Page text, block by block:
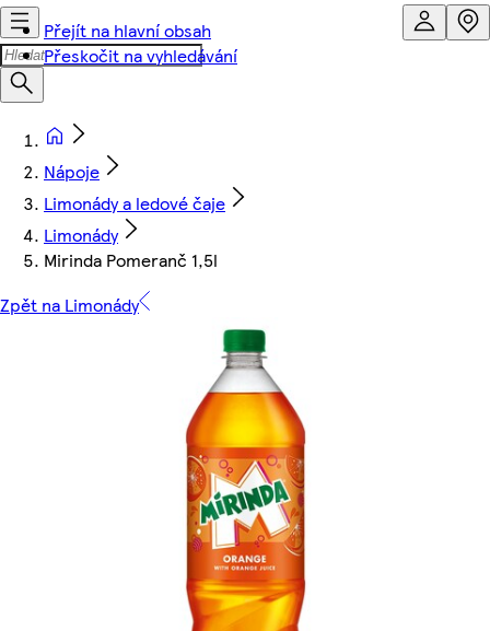
Přejít na hlavní obsah
Přeskočit na vyhledávání
Nápoje
Limonády a ledové čaje
Limonády
Mirinda Pomeranč 1,5l
Zpět na Limonády